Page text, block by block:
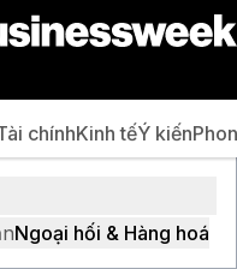
chínhKinh tếÝ kiến
Ngoại hối & Hàng hoá